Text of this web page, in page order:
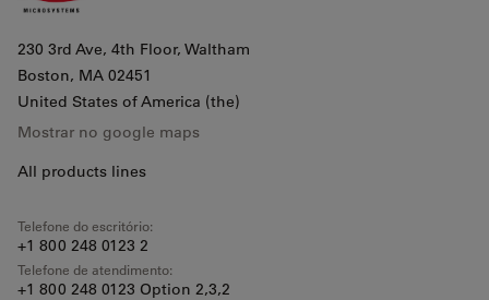
230 3rd Ave, 4th Floor, Waltham
Boston, MA 02451
United States of America (the)
Mostrar no google maps
All products lines
Telefone do escritório:
+1 800 248 0123 2
Telefone de atendimento:
+1 800 248 0123 Option 2,3,2